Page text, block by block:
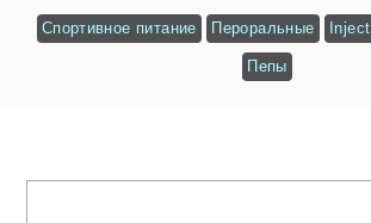
Спортивное питание Пероральные Inject
Пепы